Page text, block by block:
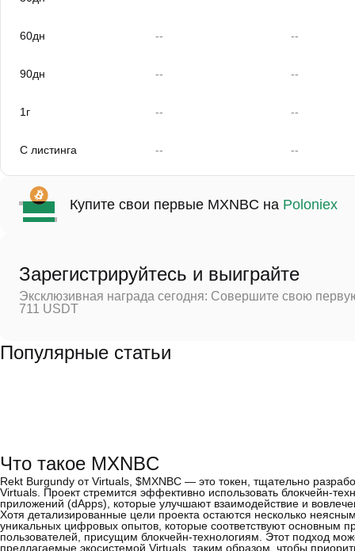
60дн -- --
90дн -- --
1г -- --
С листинга -- --
Купите свои первые MXNBC на Poloniex
Зарегистрируйтесь и выиграйте
Эксклюзивная награда сегодня: Совершите свою
711 USDT
Популярные статьи
Что такое MXNBC
Rekt Burgundy от Virtuals, $MXNBC — это токен, тщательно
Virtuals. Проект стремится эффективно использовать блокчейн-
приложений (dApps), которые улучшают взаимодействие и
Хотя детализированные цели проекта остаются несколько
уникальных цифровых опытов, которые соответствуют основным
пользователей, присущим блокчейн-технологиям. Этот подход
предлагаемые экосистемой Virtuals, таким образом, чтобы